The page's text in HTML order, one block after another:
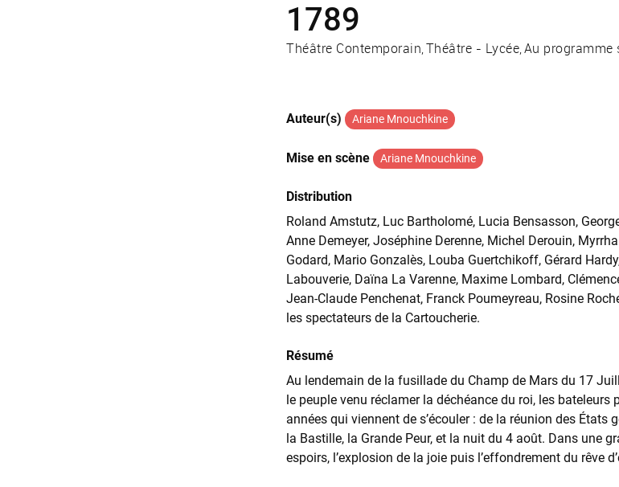
1789
Théâtre Contemporain Théâtre - Lycée Au programme
Auteur(s) Ariane Mnouchkine
Mise en scène Ariane Mnouchkine
Distribution
Roland Amstutz, Luc Bartholomé, Lucia Bensasson,
Anne Demeyer, Joséphine Derenne, Michel Derouin,
Godard, Mario Gonzalès, Louba Guertchikoff, Gérard
Labouverie, Daïna La Varenne, Maxime Lombard,
Jean-Claude Penchenat, Franck Poumeyreau, Rosine
les spectateurs de la Cartoucherie.
Résumé
Au lendemain de la fusillade du Champ de Mars du 17
le peuple venu réclamer la déchéance du roi, les
années qui viennent de s’écouler : de la réunion des
la Bastille, la Grande Peur, et la nuit du 4 août. Dans une
espoirs, l’explosion de la joie puis l’effondrement du rêve